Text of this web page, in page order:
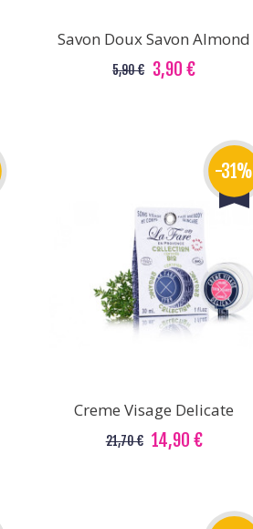
Savon Doux Savon Almond
5,90 € 3,90 €
-31%
Creme Visage Delicate
21,70 € 14,90 €